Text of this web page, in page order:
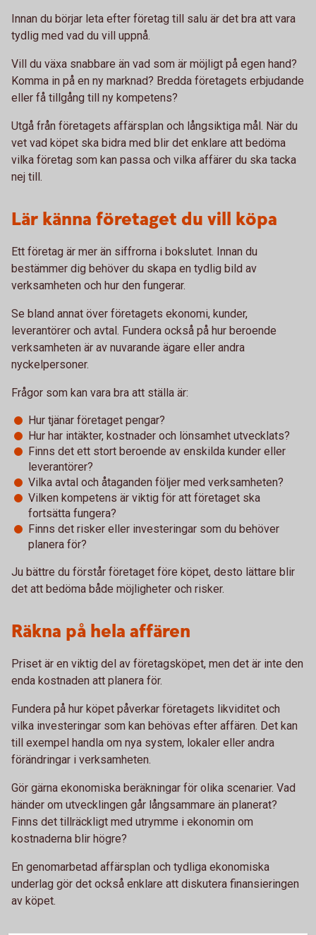
Innan du börjar leta efter företag till salu är det bra att vara
tydlig med vad du vill uppnå.
Vill du växa snabbare än vad som är möjligt på egen hand?
Komma in på en ny marknad? Bredda företagets erbjudande
eller få tillgång till ny kompetens?
Utgå från företagets affärsplan och långsiktiga mål. När du
vet vad köpet ska bidra med blir det enklare att bedöma
vilka företag som kan passa och vilka affärer du ska tacka
nej till.
Lär känna företaget du vill köpa
Ett företag är mer än siffrorna i bokslutet. Innan du
bestämmer dig behöver du skapa en tydlig bild av
verksamheten och hur den fungerar.
Se bland annat över företagets ekonomi, kunder,
leverantörer och avtal. Fundera också på hur beroende
verksamheten är av nuvarande ägare eller andra
nyckelpersoner.
Frågor som kan vara bra att ställa är:
Hur tjänar företaget pengar?
Hur har intäkter, kostnader och lönsamhet utvecklats?
Finns det ett stort beroende av enskilda kunder eller
leverantörer?
Vilka avtal och åtaganden följer med verksamheten?
Vilken kompetens är viktig för att företaget ska
fortsätta fungera?
Finns det risker eller investeringar som du behöver
planera för?
Ju bättre du förstår företaget före köpet, desto lättare blir
det att bedöma både möjligheter och risker.
Räkna på hela affären
Priset är en viktig del av företagsköpet, men det är inte den
enda kostnaden att planera för.
Fundera på hur köpet påverkar företagets likviditet och
vilka investeringar som kan behövas efter affären. Det kan
till exempel handla om nya system, lokaler eller andra
förändringar i verksamheten.
Gör gärna ekonomiska beräkningar för olika scenarier. Vad
händer om utvecklingen går långsammare än planerat?
Finns det tillräckligt med utrymme i ekonomin om
kostnaderna blir högre?
En genomarbetad affärsplan och tydliga ekonomiska
underlag gör det också enklare att diskutera finansieringen
av köpet.